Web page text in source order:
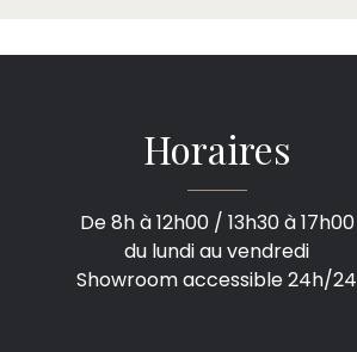
Horaires
De 8h à 12h00 / 13h30 à 17h00
du lundi au vendredi
Showroom accessible 24h/24